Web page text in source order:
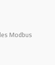
Modbus